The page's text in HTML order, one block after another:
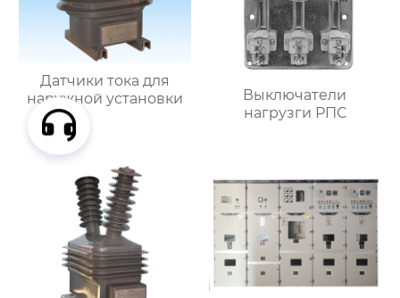
Датчики тока для
наружной установки
Выключатели
нагрузги РПС